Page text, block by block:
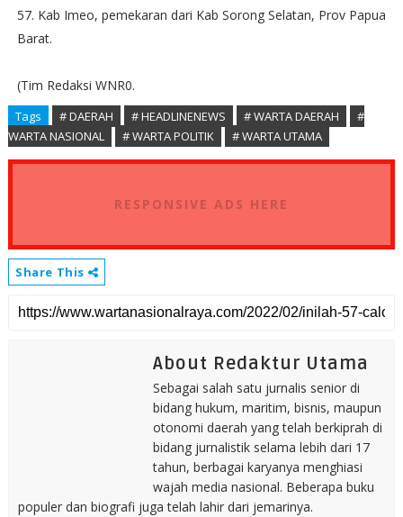
57. Kab Imeo, pemekaran dari Kab Sorong Selatan, Prov Papua
Barat.
(Tim Redaksi WNR0.
Tags # DAERAH # HEADLINENEWS # WARTA DAERAH
#
WARTA NASIONAL
# WARTA POLITIK # WARTA UTAMA
RESPONSIVE ADS HERE
Share This
About Redaktur Utama
Sebagai salah satu jurnalis senior di
bidang hukum, maritim, bisnis, maupun
otonomi daerah yang telah berkiprah di
bidang jurnalistik selama lebih dari 17
tahun, berbagai karyanya menghiasi
wajah media nasional. Beberapa buku
populer dan biografi juga telah lahir dari jemarinya.